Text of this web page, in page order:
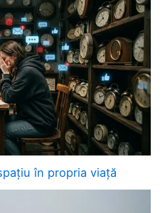
în propria viață